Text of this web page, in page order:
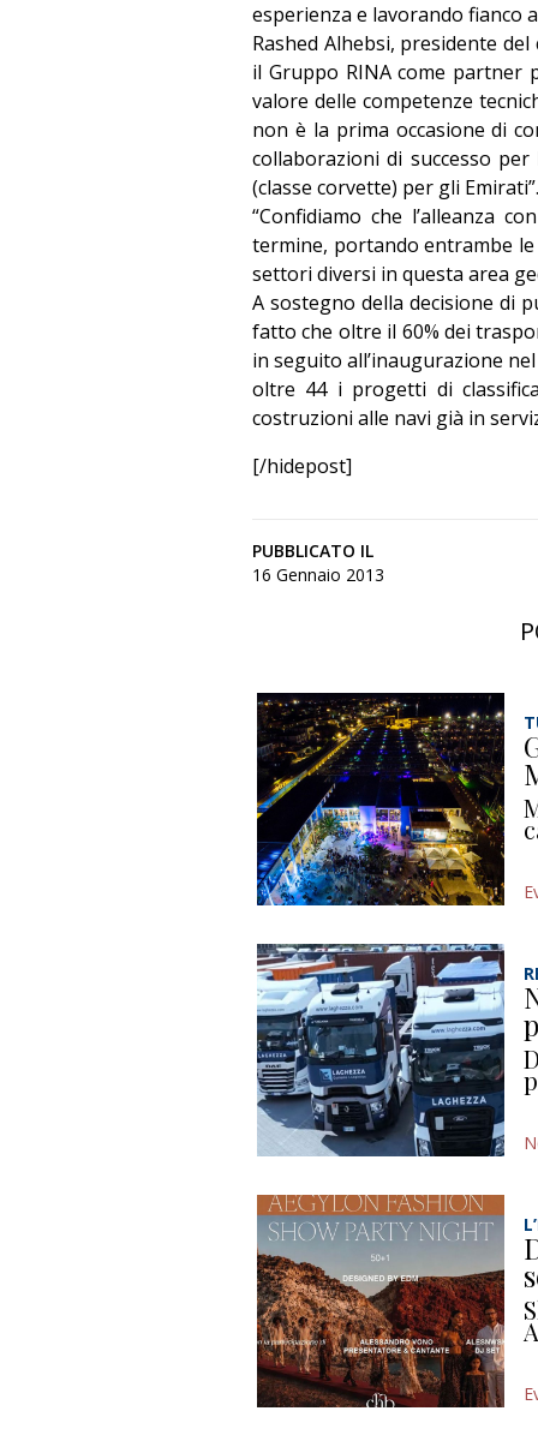
esperienza e lavorando fianco
Rashed Alhebsi, presidente
il Gruppo RINA come partner
valore delle competenze
non è la prima occasione di
collaborazioni di successo
(classe corvette) per gli Emirati”.
“Confidiamo che l’alleanza
termine, portando entrambe le
settori diversi in questa area
A sostegno della decisione di
fatto che oltre il 60% dei
in seguito all’inaugurazione
oltre 44 i progetti di
costruzioni alle navi già in
[/hidepost]
PUBBLICATO IL
16 Gennaio 2013